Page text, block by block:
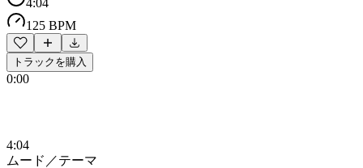
125 BPM
トラックを購入
0:00
4:04
ムード／テーマ